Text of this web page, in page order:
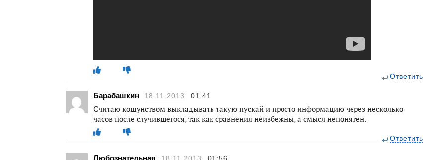
Ответить
Барабашкин 18.11.2013 01:41
Считаю кощунством выкладывать такую пускай и просто информацию через несколько
часов после случившегося, так как сравнения неизбежны, а смысл непонятен.
Ответить
Любознательная 18.11.2013 01:56